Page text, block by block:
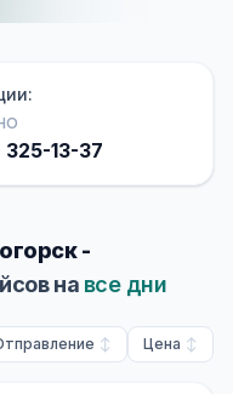
13-37
-
на все дни
Цена